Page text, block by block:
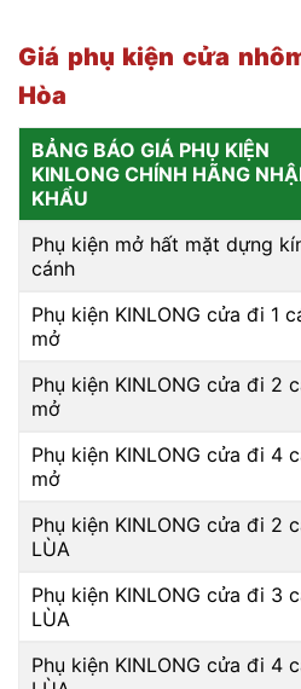
Giá phụ kiện cửa
Hòa
BẢNG BÁO GIÁ PHỤ KIỆN
KINLONG CHÍNH HÃNG
KHẨU
Phụ kiện mở hất mặt dựng
cánh
Phụ kiện KINLONG cửa đi 1
mở
Phụ kiện KINLONG cửa đi 2
mở
Phụ kiện KINLONG cửa đi 4
mở
Phụ kiện KINLONG cửa đi 2
LÙA
Phụ kiện KINLONG cửa đi 3
LÙA
Phụ kiện KINLONG cửa đi 4